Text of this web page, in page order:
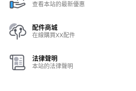
查看本站的最新優惠
配件商城
在線購買XX配件
法律聲明
本站的法律聲明